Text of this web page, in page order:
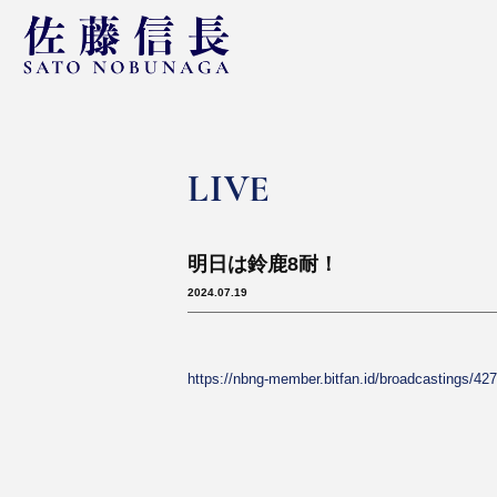
LIVE
明日は鈴鹿8耐！
2024.07.19
https://nbng-member.bitfan.id/broadcastings/